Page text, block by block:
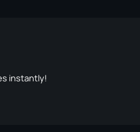
instantly!